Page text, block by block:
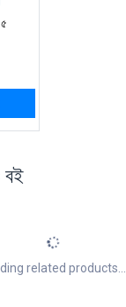
related products...